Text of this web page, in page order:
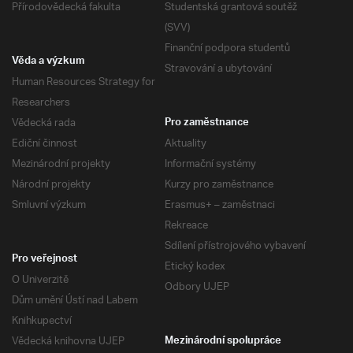
Přírodovědecká fakulta
Studentská grantová soutěž
(SVV)
Finanční podpora studentů
Stravování a ubytování
Věda a výzkum
Human Resources Strategy for
Researchers
Vědecká rada
Ediční činnost
Mezinárodní projekty
Národní projekty
Smluvní výzkum
Pro zaměstnance
Aktuality
Informační systémy
Kurzy pro zaměstnance
Erasmus+ – zaměstnaci
Rekreace
Sdílení přístrojového vybavení
Etický kodex
Odbory UJEP
Pro veřejnost
O Univerzitě
Dům umění Ústí nad Labem
Knihkupectví
Vědecká knihovna UJEP
Mezinárodní spolupráce